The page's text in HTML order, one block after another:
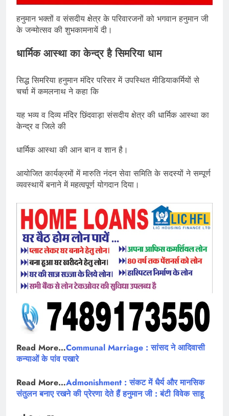
हनुमान भक्तों व संसदीय क्षेत्र के परिवारजनों को भगवान हनुमान जी
के जन्मोत्सव की शुभकामनायें दी।
धार्मिक आस्था का केन्द्र है सिमरिया धाम
सिद्ध सिमरिया हनुमान मंदिर परिसर में उपस्थित मीडियाकर्मियों से
चर्चा में कमलनाथ ने कहा कि
यह भव्य व दिव्य मंदिर छिंदवाड़ा संसदीय क्षेत्र की धार्मिक आस्था का
केन्द्र व जिले की
धार्मिक आस्था की आन बान व शान है।
आयोजित कार्यक्रमों में मारुति नंदन सेवा समिति के सदस्यों ने सम्पूर्ण
व्यवस्थायें बनाने में महत्वपूर्ण योगदान दिया।
Read More…Communal Marriage : सांसद ने आदिवासी
कन्याओं के पांव पखारे
Read More…Admonishment : संकट में धैर्य और मानसिक
संतुलन बनाए रखने की प्रेरणा देते हैं हनुमान जी : बंटी विवेक साहू